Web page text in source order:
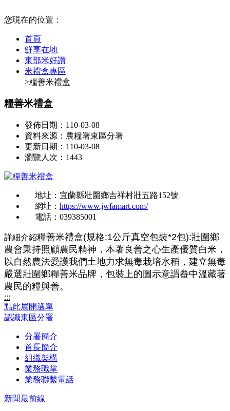
您現在的位置：
首頁
鮮享在地
東部米好讚
米禮盒專區
>糧善米禮盒
糧善米禮盒
發佈日期：110-03-08
資料來源：農糧署東區分署
更新日期：110-03-08
瀏覽人次：1443
地址：宜蘭縣壯圍鄉吉祥村壯五路152號
網址： https://www.jwfamart.com/
電話：039385001
詳細介紹糧善米禮盒(規格:1公斤真空包裝*2包):壯圍鄉
農會秉持照顧農民精神，本著良善之心生產優質白米，
以自然農法愛護我們土地力求無毒栽培水稻，建立無毒
嚴選壯圍鄉糧善米品牌，包裝上的圖示意謂畚中溫藏著
農民的糧與善。
:::
點此展開選單
認識東區分署
分署簡介
首長簡介
組織架構
業務職掌
業務聯繫電話
新聞最前線